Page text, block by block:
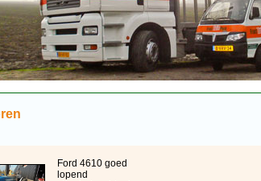
Ford 4610 goed
lopend